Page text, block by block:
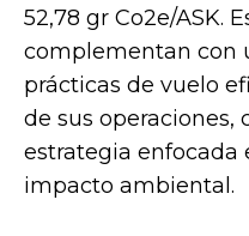
52,78 gr Co2e/ASK.
complementan con
prácticas de vuelo
de sus operaciones,
estrategia enfocada
impacto ambiental.